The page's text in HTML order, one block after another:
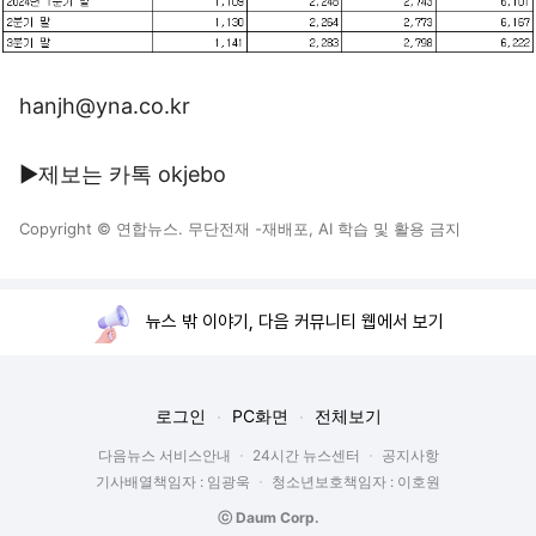
hanjh@yna.co.kr
▶제보는 카톡 okjebo
Copyright © 연합뉴스. 무단전재 -재배포, AI 학습 및 활용 금지
뉴스 밖 이야기, 다음 커뮤니티 웹에서 보기
로그인 PC화면 전체보기
다음뉴스 서비스안내 24시간 뉴스센터
공지사항
기사배열책임자 : 임광욱
청소년보호책임자 : 이호원
ⓒ Daum Corp.